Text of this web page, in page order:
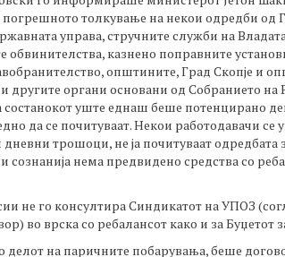
толкување на некои одредби од
управа, стручните служби на
обвинителства, казнено поправните
општините, Град Скопје и
другите органи основани од Собранието на
состанокот уште еднаш беше потенцирано
да се почитуваат. Некои работодавачи се
трошоци, не ја почитуваат
нема предвидено средства со
не го консултира Синдикатот на УПОЗ
во врска со ребалансот како и за Буџетот
делот на паричните побарувања, беше